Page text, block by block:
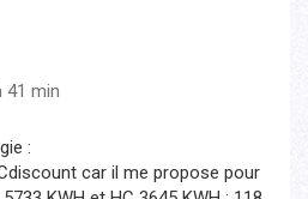
41 min
:
car il me propose pour